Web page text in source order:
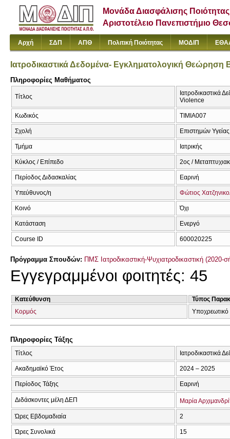
Μονάδα Διασφάλισης Ποιότητας
Αριστοτέλειο Πανεπιστήμιο
Αρχή ΣΔΠ ΑΠΘ Πολιτική Ποιότητας ΜΟΔΙΠ
Ιατροδικαστικά Δεδομένα- Εγκληματολογική Θεώρηση
Πληροφορίες Μαθήματος
Τίτλος
Ιατροδικαστικά
Violence
Κωδικός ΤΙΜΙΑ007
Σχολή Επιστημών Υγείας
Τμήμα Ιατρικής
Κύκλος / Επίπεδο 2ος /
Περίοδος Διδασκαλίας Εαρινή
Υπεύθυνος/η Φώτιος
Κοινό Όχι
Κατάσταση Ενεργό
Course ID 600020225
Πρόγραμμα Σπουδών: ΠΜΣ Ιατροδικαστική-Ψυχιατροδικαστική (2020-
Εγγεγραμμένοι φοιτητές: 45
Κατεύθυνση
Τύπος
Κορμός
Υποχρεωτικό
Πληροφορίες Τάξης
Τίτλος Ιατροδικαστικά
Ακαδημαϊκό Έτος 2024 – 2025
Περίοδος Τάξης Εαρινή
Διδάσκοντες μέλη ΔΕΠ Μαρία
Ώρες Εβδομαδιαία 2
Ώρες Συνολικά 15